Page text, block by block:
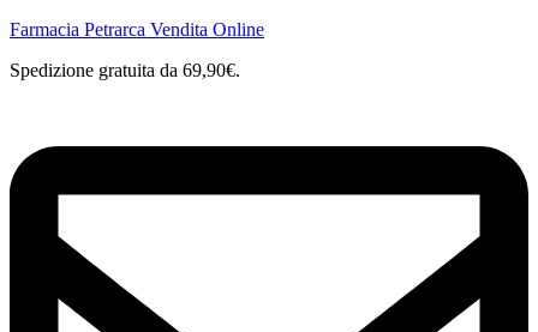
Farmacia Petrarca Vendita Online
Spedizione gratuita da 69,90€.